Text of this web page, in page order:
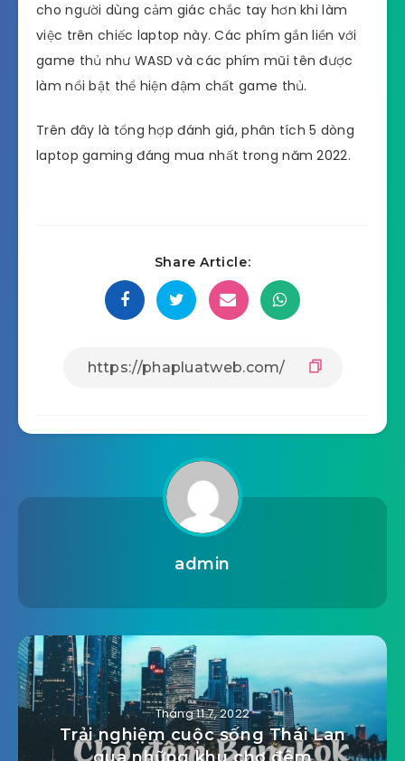
cho người dùng cảm giác chắc tay hơn khi làm
việc trên chiếc laptop này. Các phím gắn liền với
game thủ như WASD và các phím mũi tên được
làm nổi bật thể hiện đậm chất game thủ.
Trên đây là tổng hợp đánh giá, phân tích 5 dòng
laptop gaming đáng mua nhất trong năm 2022.
Share Article:
admin
Tháng 11 7, 2022
Trải nghiệm cuộc sống Thái Lan